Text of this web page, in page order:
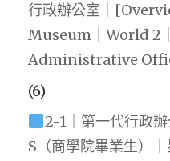
行政辦公室｜
Museum｜World
Administrative
(6)
2-1｜第一代行政
S（商學院畢業生）